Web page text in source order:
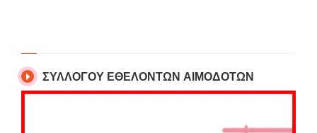
ΣΥΛΛΟΓΟΥ ΕΘΕΛΟΝΤΩΝ ΑΙΜΟΔΟΤΩΝ